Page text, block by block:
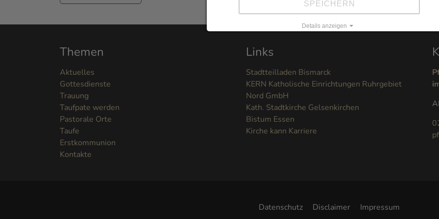
Themen
Aktuelles
Gottesdienste
Trauung
Taufpate werden
Pastorale Orte
Taufe
Erstkommunion
Kontakte
Links
Stadtteilladen Bismarck
KERN Katholische Einrichtungen Ruhrgebiet
Nord GmbH
Kath. Stadtkirche Gelsenkirchen
Bistum Essen
Kirche kann Karriere
Datenschutz Disclaimer Impressum
SPEICHERN
Details anzeigen